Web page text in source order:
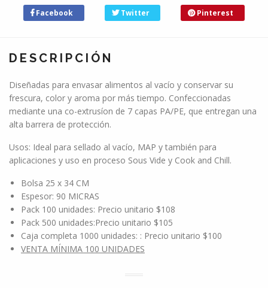
Facebook Twitter Pinterest
DESCRIPCIÓN
Diseñadas para envasar alimentos al vacío y conservar su
frescura, color y aroma por más tiempo. Confeccionadas
mediante una co-extrusíon de 7 capas PA/PE, que entregan una
alta barrera de protección.
Usos: Ideal para sellado al vacío, MAP y también para
aplicaciones y uso en proceso Sous Vide y Cook and Chill.
Bolsa 25 x 34 CM
Espesor: 90 MICRAS
Pack 100 unidades: Precio unitario $108
Pack 500 unidades:Precio unitario $105
Caja completa 1000 unidades: : Precio unitario $100
VENTA MÍNIMA 100 UNIDADES